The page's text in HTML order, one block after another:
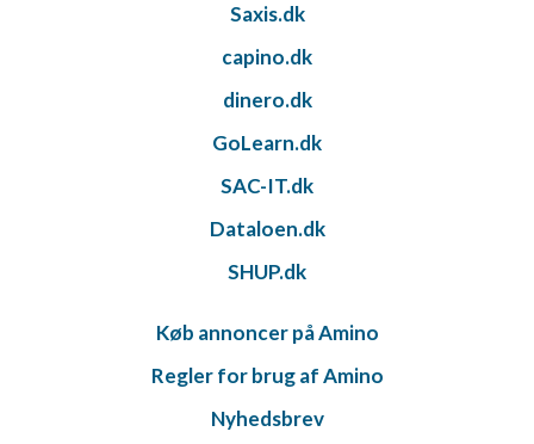
Saxis.dk
capino.dk
dinero.dk
GoLearn.dk
SAC-IT.dk
Dataloen.dk
SHUP.dk
Køb annoncer på Amino
Regler for brug af Amino
Nyhedsbrev